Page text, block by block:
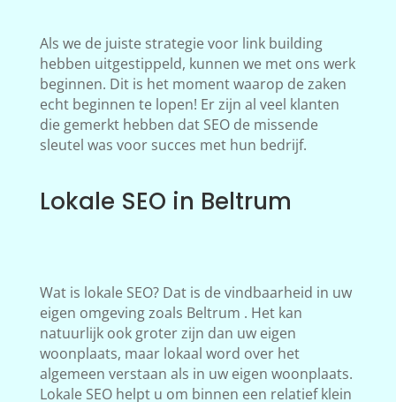
Als we de juiste strategie voor link building
hebben uitgestippeld, kunnen we met ons werk
beginnen. Dit is het moment waarop de zaken
echt beginnen te lopen! Er zijn al veel klanten
die gemerkt hebben dat SEO de missende
sleutel was voor succes met hun bedrijf.
Lokale SEO in Beltrum
Wat is lokale SEO? Dat is de vindbaarheid in uw
eigen omgeving zoals Beltrum . Het kan
natuurlijk ook groter zijn dan uw eigen
woonplaats, maar lokaal word over het
algemeen verstaan als in uw eigen woonplaats.
Lokale SEO helpt u om binnen een relatief klein